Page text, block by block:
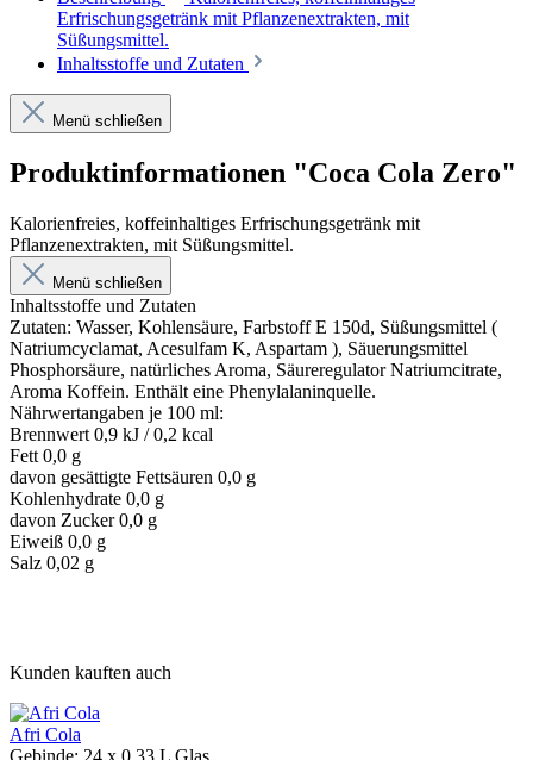
Erfrischungsgetränk mit Pflanzenextrakten, mit
Süßungsmittel.
Inhaltsstoffe und Zutaten
Menü schließen
Produktinformationen "Coca Cola Zero"
Kalorienfreies, koffeinhaltiges Erfrischungsgetränk mit
Pflanzenextrakten, mit Süßungsmittel.
Menü schließen
Inhaltsstoffe und Zutaten
Zutaten: Wasser, Kohlensäure, Farbstoff E 150d, Süßungsmittel (
Natriumcyclamat, Acesulfam K, Aspartam ), Säuerungsmittel
Phosphorsäure, natürliches Aroma, Säureregulator Natriumcitrate,
Aroma Koffein. Enthält eine Phenylalaninquelle.
Nährwertangaben je 100 ml:
Brennwert 0,9 kJ / 0,2 kcal
Fett 0,0 g
davon gesättigte Fettsäuren 0,0 g
Kohlenhydrate 0,0 g
davon Zucker 0,0 g
Eiweiß 0,0 g
Salz 0,02 g
Kunden kauften auch
Afri Cola
Gebinde: 24 x 0,33 L Glas